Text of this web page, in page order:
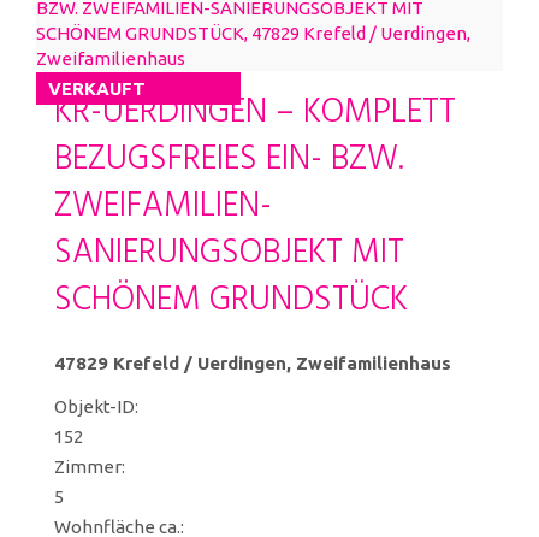
VERKAUFT
KR-UERDINGEN – KOMPLETT
BEZUGSFREIES EIN- BZW.
ZWEIFAMILIEN-
SANIERUNGSOBJEKT MIT
SCHÖNEM GRUNDSTÜCK
47829 Krefeld / Uerdingen, Zweifamilienhaus
Objekt-ID:
152
Zimmer:
5
Wohnfläche ca.: